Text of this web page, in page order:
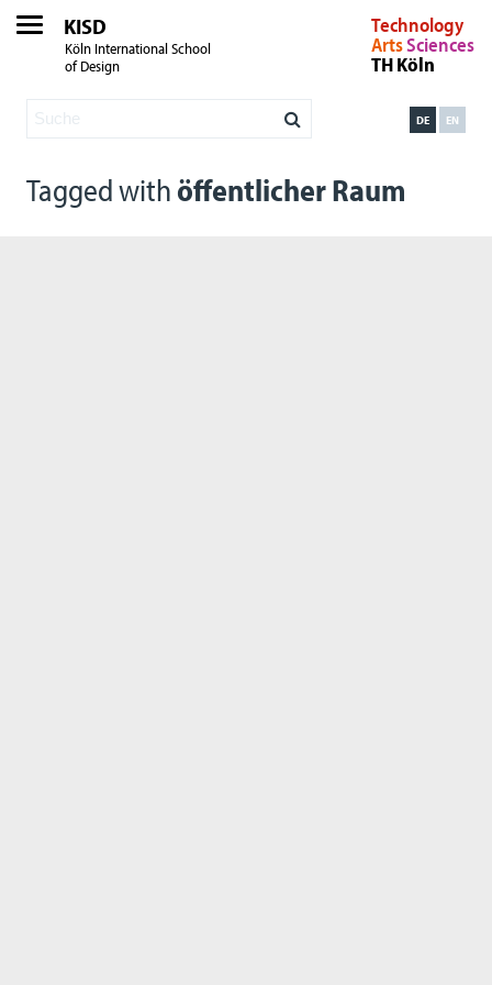
KISD
Köln International School
of Design
Technology
ArtsSciences
TH Köln
EN
DE
Tagged with öffentlicher Raum